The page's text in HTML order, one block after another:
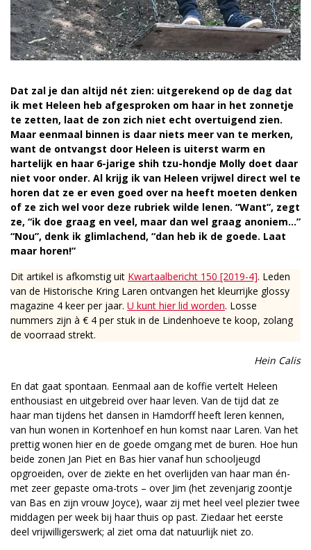
Dat zal je dan altijd nét zien: uitgerekend op de dag dat
ik met Heleen heb afgesproken om haar in het zonnetje
te zetten, laat de zon zich niet echt overtuigend zien.
Maar eenmaal binnen is daar niets meer van te merken,
want de ontvangst door Heleen is uiterst warm en
hartelijk en haar 6-jarige shih tzu-hondje Molly doet daar
niet voor onder. Al krijg ik van Heleen vrijwel direct wel te
horen dat ze er even goed over na heeft moeten denken
of ze zich wel voor deze rubriek wilde lenen. “Want”, zegt
ze, “ik doe graag en veel, maar dan wel graag anoniem…”
“Nou”, denk ik glimlachend, “dan heb ik de goede. Laat
maar horen!”
Dit artikel is afkomstig uit Kwartaalbericht 150 [2019-4]. Leden
van de Historische Kring Laren ontvangen het kleurrijke glossy
magazine 4 keer per jaar. U kunt hier lid worden. Losse
nummers zijn à € 4 per stuk in de Lindenhoeve te koop, zolang
de voorraad strekt.
Hein Calis
En dat gaat spontaan. Eenmaal aan de koffie vertelt Heleen
enthousiast en uitgebreid over haar leven. Van de tijd dat ze
haar man tijdens het dansen in Hamdorff heeft leren kennen,
van hun wonen in Kortenhoef en hun komst naar Laren. Van het
prettig wonen hier en de goede omgang met de buren. Hoe hun
beide zonen Jan Piet en Bas hier vanaf hun schooljeugd
opgroeiden, over de ziekte en het overlijden van haar man én-
met zeer gepaste oma-trots – over Jim (het zevenjarig zoontje
van Bas en zijn vrouw Joyce), waar zij met heel veel plezier twee
middagen per week bij haar thuis op past. Ziedaar het eerste
deel vrijwilligerswerk; al ziet oma dat natuurlijk niet zo.